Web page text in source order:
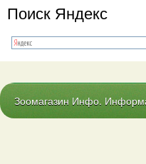
Поиск Яндекс
Зоомагазин Инфо.